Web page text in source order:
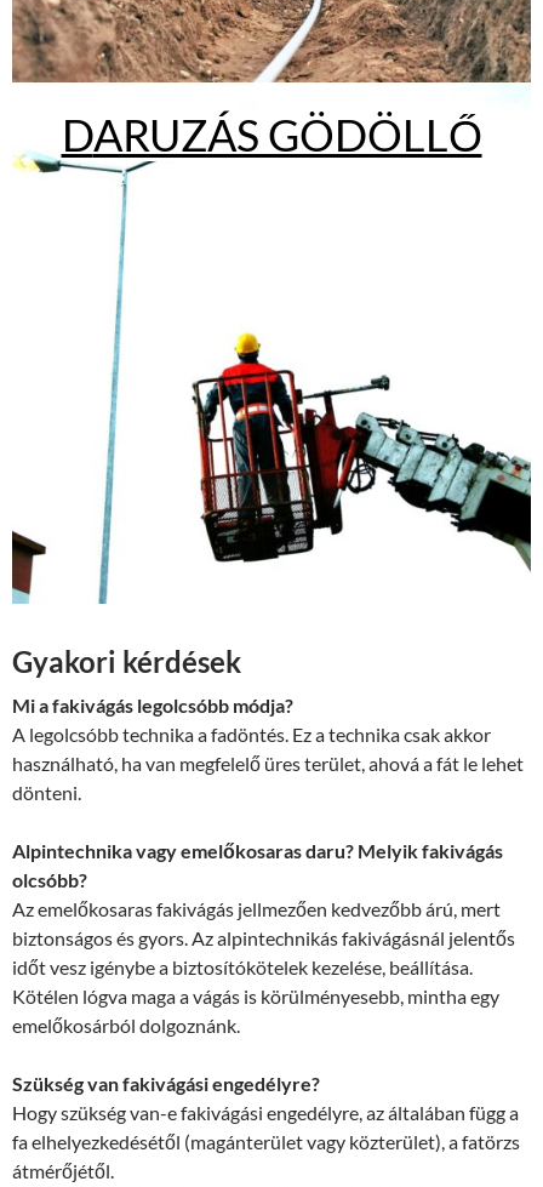
DARUZÁS GÖDÖLLŐ
Gyakori kérdések
Mi a fakivágás legolcsóbb módja?
A legolcsóbb technika a fadöntés. Ez a technika csak akkor
használható, ha van megfelelő üres terület, ahová a fát le lehet
dönteni.
Alpintechnika vagy emelőkosaras daru? Melyik fakivágás
olcsóbb?
Az emelőkosaras fakivágás jellmezően kedvezőbb árú, mert
biztonságos és gyors. Az alpintechnikás fakivágásnál jelentős
időt vesz igénybe a biztosítókötelek kezelése, beállítása.
Kötélen lógva maga a vágás is körülményesebb, mintha egy
emelőkosárból dolgoznánk.
Szükség van fakivágási engedélyre?
Hogy szükség van-e fakivágási engedélyre, az általában függ a
fa elhelyezkedésétől (magánterület vagy közterület), a fatörzs
átmérőjétől.